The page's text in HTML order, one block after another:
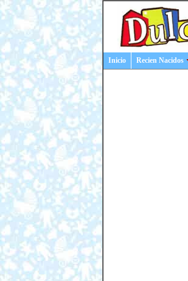
Inicio Recien Nacidos